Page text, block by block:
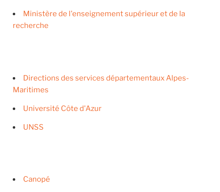
Ministère de l'enseignement supérieur et de la
recherche
Directions des services départementaux Alpes-
Maritimes
Université Côte d'Azur
UNSS
Canopé